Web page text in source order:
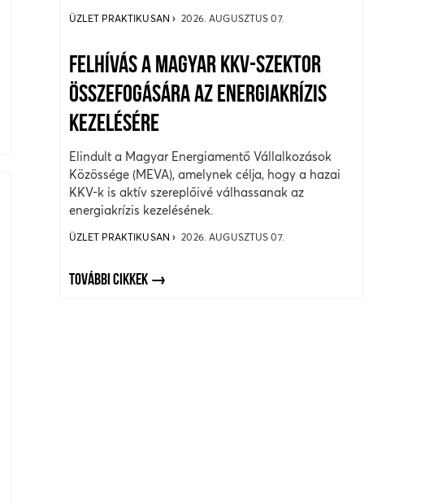
ÜZLET PRAKTIKUSAN 2026. AUGUSZTUS 07.
FELHÍVÁS A MAGYAR KKV-SZEKTOR
ÖSSZEFOGÁSÁRA AZ ENERGIAKRÍZIS
KEZELÉSÉRE
Elindult a Magyar Energiamentő Vállalkozások
Közössége (MEVA), amelynek célja, hogy a hazai
KKV-k is aktív szereplőivé válhassanak az
energiakrízis kezelésének.
ÜZLET PRAKTIKUSAN 2026. AUGUSZTUS 07.
TOVÁBBI CIKKEK